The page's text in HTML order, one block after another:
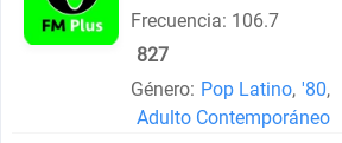
Frecuencia: 106.7
827
Género: Pop Latino, '80,
Adulto Contemporáneo